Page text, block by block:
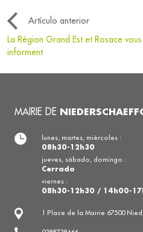
Artículo anterior
La Région Grand Est et Rosace vous
informent
MAIRIE DE
1 Place de la Mairie 67500
lunes, martes, miércoles :
08h30-12h30
jueves, sábado, domingo :
Cerrado
viernes :
08h30-12h30 / 14h00-